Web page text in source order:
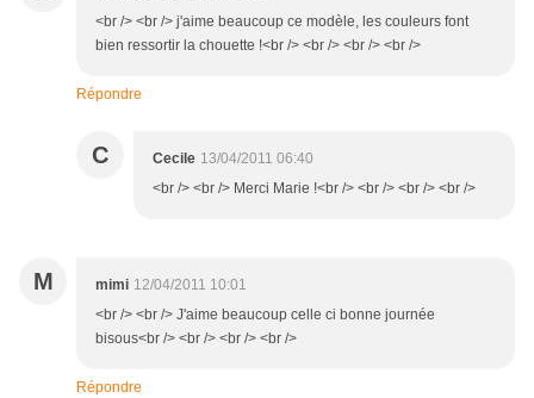
<br /> <br /> j'aime beaucoup ce modèle, les couleurs font
bien ressortir la chouette !<br /> <br /> <br /> <br />
Répondre
C Cecile 13/04/2011 06:40
<br /> <br /> Merci Marie !<br /> <br /> <br /> <br />
M mimi 12/04/2011 10:01
<br /> <br /> J'aime beaucoup celle ci bonne journée
bisous<br /> <br /> <br /> <br />
Répondre